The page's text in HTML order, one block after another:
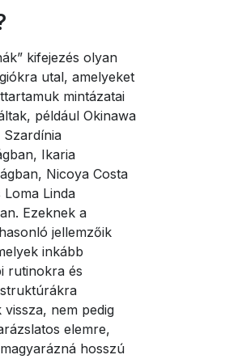
kifejezés olyan
utal, amelyeket
mintázatai
például Okinawa
Ikaria
Nicoya Costa
Loma Linda
Ezeknek a
jellemzőik
inkább
rutinokra és
nem pedig
elemre,
hosszú